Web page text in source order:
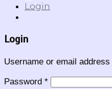
Login
Login
Username or email address
Password *